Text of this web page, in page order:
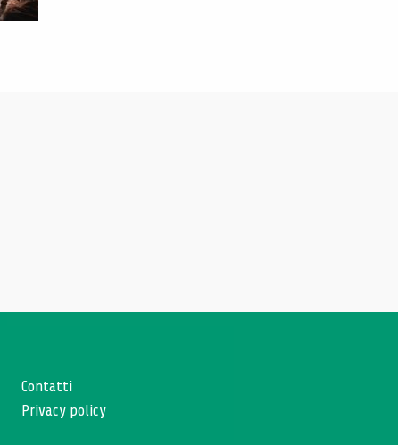
Contatti
Privacy policy